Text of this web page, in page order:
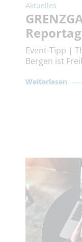
Aktuelles
Event-Tipp |
Bergen ist
Weiterlesen